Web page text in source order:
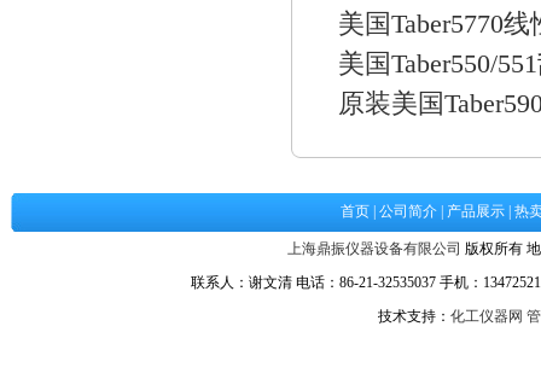
美国Taber5770
美国Taber550/
原装美国
首页 公司简介 产品展示 热
上海鼎振仪器设备有限公司 版权所有
联系人：谢文清 电话：86-21-32535037 手机：
技术支持： 化工仪器网